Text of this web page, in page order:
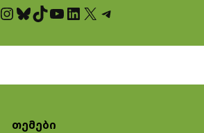
InstagramBluesky TikTok YouTube LinkedIn X Telegram
თემები